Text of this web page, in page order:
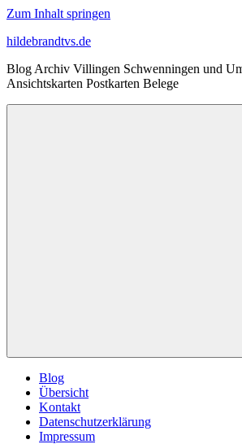
Zum Inhalt springen
hildebrandtvs.de
Blog Archiv Villingen Schwenningen und
Ansichtskarten Postkarten Belege
Blog
Übersicht
Kontakt
Datenschutzerklärung
Impressum